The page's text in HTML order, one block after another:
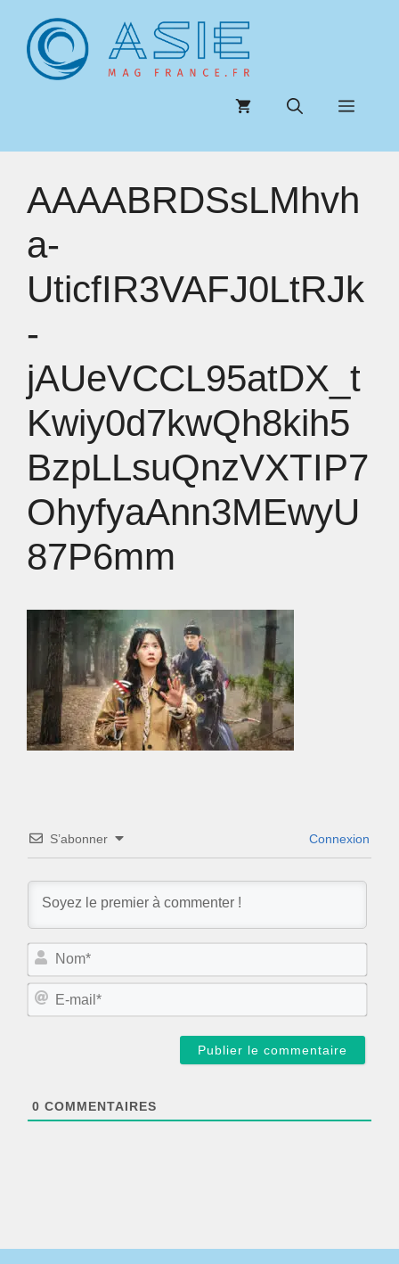
contenu
Menu
AAAABRDSsLMhvh
a-
UticfIR3VAFJ0LtRJk
-
jAUeVCCL95atDX_t
Kwiy0d7kwQh8kih5
BzpLLsuQnzVXTIP7
OhyfyaAnn3MEwyU
87P6mm
S’abonner Connexion
N
m
E
0 COMMENTAIRES